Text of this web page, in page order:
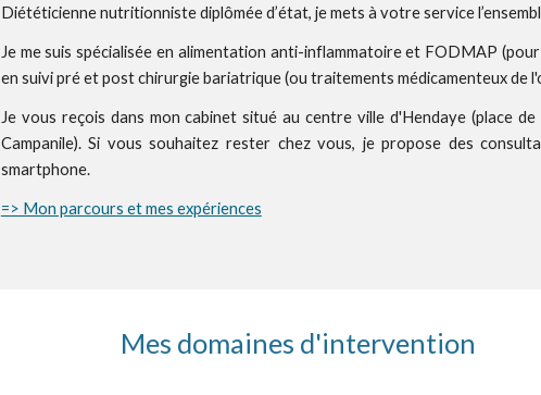
Diététicienne nutritionniste diplômée d’état, je mets à votre service
Je me suis spécialisée en alimentation anti-inflammatoire et FODMAP
en suivi pré et post chirurgie bariatrique (ou traitements médicamenteux de
Je vous reçois dans mon cabinet situéau centre ville d'Hendaye (place
Campanile).Si vous souhaitez rester chez vous, je propose des
smartphone.
=> Mon parcours et mes expériences
Mes domaines d'intervention